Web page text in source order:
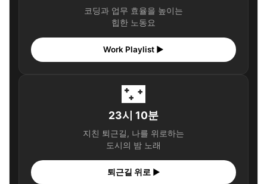
코딩과 업무 효율을 높이는
힙한 노동요
Work Playlist ▶
🌃
23시 10분
지친 퇴근길, 나를 위로하는
도시의 밤 노래
퇴근길 위로 ▶